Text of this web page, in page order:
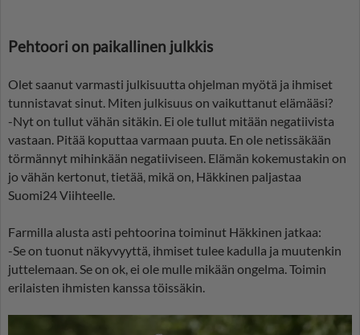
Pehtoori on paikallinen julkkis
Olet saanut varmasti julkisuutta ohjelman myötä ja ihmiset
tunnistavat sinut. Miten julkisuus on vaikuttanut elämääsi?
-Nyt on tullut vähän sitäkin. Ei ole tullut mitään negatiivista
vastaan. Pitää koputtaa varmaan puuta. En ole netissäkään
törmännyt mihinkään negatiiviseen. Elämän kokemustakin on
jo vähän kertonut, tietää, mikä on, Häkkinen paljastaa
Suomi24 Viihteelle.
Farmilla alusta asti pehtoorina toiminut Häkkinen jatkaa:
-Se on tuonut näkyvyyttä, ihmiset tulee kadulla ja muutenkin
juttelemaan. Se on ok, ei ole mulle mikään ongelma. Toimin
erilaisten ihmisten kanssa töissäkin.